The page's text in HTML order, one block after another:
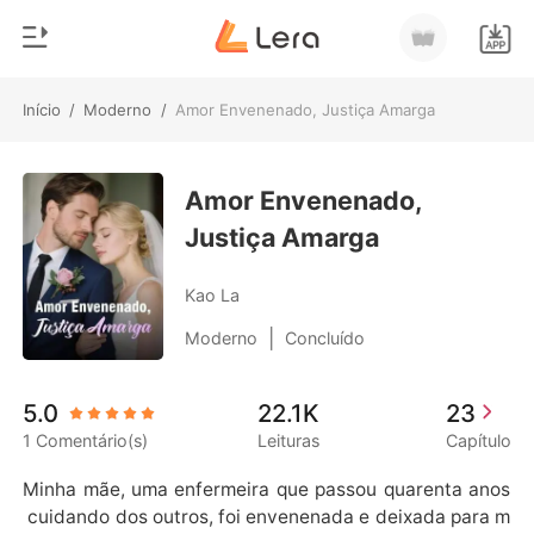
Início / Moderno / Amor Envenenado, Justiça Amarga
Loja
Histórico
Sair
Baixar App
Gênero
Moderno
Lobisomem
Contos
Bilionários
Amor Envenenado,
Justiça Amarga
Kao La
Moderno Concluído
5.0
1 Comentário(s)
22.1K
Leituras
23
Capítulo
Minha mãe, uma enfermeira que passou quarenta anos
cuidando dos outros, foi envenenada e deixada para m